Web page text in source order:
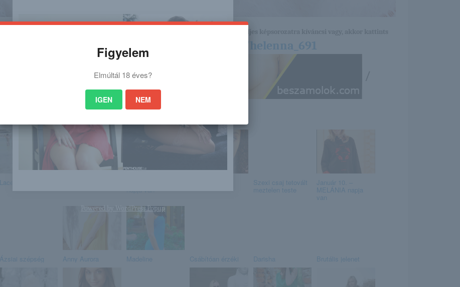
http://maisuna.blog.hu/2016/06/14/helenna_691
Lacey
napja van
Szexi csaj tetovált
meztelen teste
Január 10. –
MELÁNIA napja
van
Ázsiai szépség Anny Aurora Madeline Csábítóan érzéki Darisha Brutális jelenet
Powered by WordPress Popup
Figyelem
Elmúltál 18 éves?
IGEN NEM